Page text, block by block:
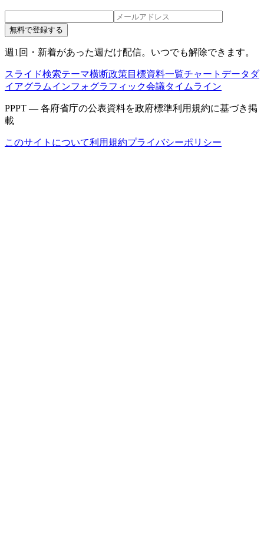
無料で登録する
週1回・新着があった週だけ配信。いつでも解除できます。
スライド検索テーマ横断政策目標資料一覧チャートデータ ダ
イアグラムインフォグラフィック会議タイムライン
PPPT — 各府省庁の公表資料を政府標準利用規約に基づき掲
載
このサイトについて利用規約プライバシーポリシー